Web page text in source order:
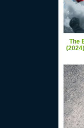
The